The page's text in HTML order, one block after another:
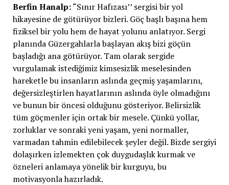
Berfin Hanalp:“Sınır Hafızası’’ sergisi bir yol
hikayesine de götürüyor bizleri. Göç başlı başına hem
fiziksel bir yolu hem de hayat yolunu anlatıyor. Sergi
planında Güzergahlarla başlayan akış bizi göçün
başladığı ana götürüyor. Tam olarak sergide
vurgulamak istediğimiz kimsesizlik meselesinden
hareketle bu insanların aslında geçmiş yaşamlarını,
değersizleştirlen hayatlarının aslında öyle olmadığını
ve bunun bir öncesi olduğunu gösteriyor. Belirsizlik
tüm göçmenler için ortak bir mesele. Çünkü yollar,
zorluklar ve sonraki yeni yaşam, yeni normaller,
varmadan tahmin edilebilecek şeyler değil. Bizde sergiyi
dolaşırken izlemekten çok duygudaşlık kurmak ve
özneleri anlamaya yönelik bir kurguyu, bu
motivasyonla hazırladık.